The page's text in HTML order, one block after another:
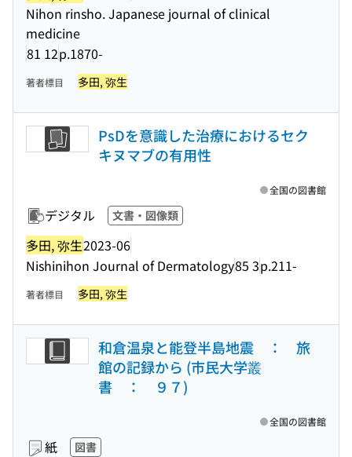
Nihon rinsho. Japanese journal of clinical
medicine
81 12p.1870-
著者標目 多田, 弥生
PsDを意識した治療におけるセク
キヌマブの有用性
デジタル 文書・図像類
多田, 弥生2023-06
Nishinihon Journal of Dermatology85 3p.211-
全国の図書館
著者標目 多田, 弥生
和倉温泉と能登半島地震 ： 旅
館の記録から (市民大学叢
書 ： ９７)
紙 図書
全国の図書館